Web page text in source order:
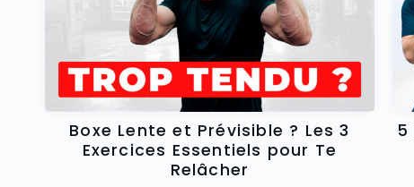
Boxe Lente et Prévisible ? Les 3
Exercices Essentiels pour Te
Relâcher
5